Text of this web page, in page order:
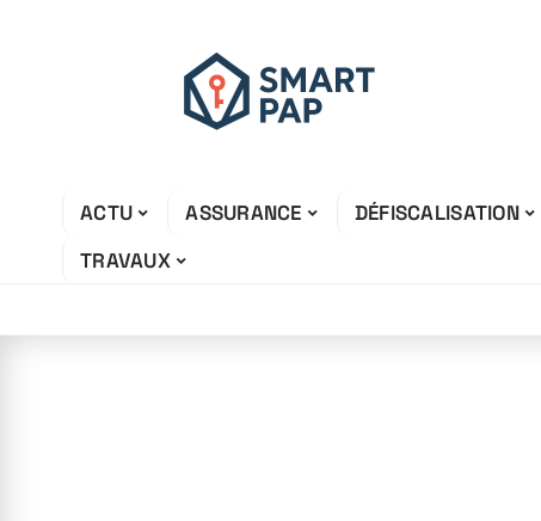
ACTU ASSURANCE DÉFISCALISATION
TRAVAUX